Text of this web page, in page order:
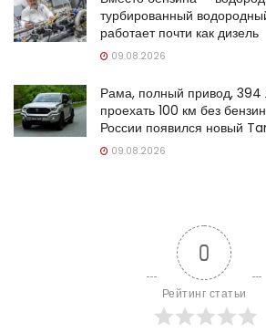
турбированный
работает почти как дизель
09.08.2026
Рама, полный привод, 394
проехать 100 км без
России появился новый
09.08.2026
0
Рейтинг статьи